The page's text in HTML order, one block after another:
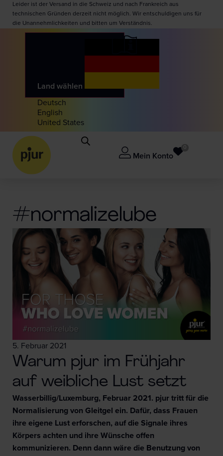
Leider ist der Versand in die Schweiz und nach Frankreich aus
technischen Gründen derzeit nicht möglich. Wir entschuldigen uns für
die Unannehmlichkeiten und bitten um Verständnis.
Land wählen
Deutsch
English
United States
Mein Konto
#normalizelube
5. Februar 2021
Warum pjur im Frühjahr
auf weibliche Lust setzt
Wasserbillig/Luxemburg, Februar 2021. pjur tritt für die
Normalisierung von Gleitgel ein. Dafür, dass Frauen
ihre eigene Lust erforschen, auf die Signale ihres
Körpers achten und ihre Wünsche offen
kommunizieren. Denn dann wäre die Benutzung von